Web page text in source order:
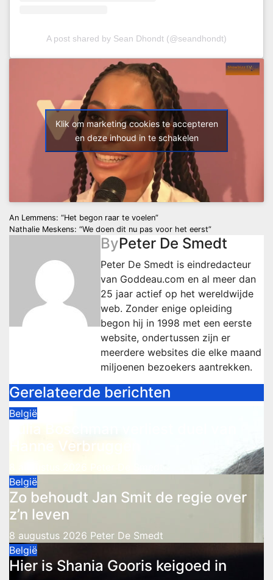
A post shared by Sean Dhondt (@seandhondt)
Klik om marketing cookies te accepteren
en deze inhoud in te schakelen
Berichtnavigatie
An Lemmens: “Het begon raar te voelen”
Nathalie Meskens: “We doen dit nu pas voor het eerst”
ByPeter De Smedt
Peter De Smedt is eindredacteur
van Goddeau.com en al meer dan
25 jaar actief op het wereldwijde
web. Zonder enige opleiding
begon hij in 1998 met een eerste
website, ondertussen zijn er
meerdere websites die elke maand
miljoenen bezoekers aantrekken.
Gerelateerde berichten
België
Hanne Verbruggen
België
Zo behoudt Jan Smit de regie over
z’n leven
8 augustus 2026 Peter De Smedt
België
Hier is Shania Gooris keigoed in